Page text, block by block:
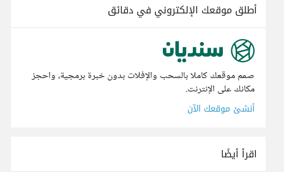
أطلق موقعك الإلكتروني في دقائق
صمم موقعك كاملا بالسحب والإفلات بدون خبرة برمجية، واحجز
مكانك على الإنترنت.
أنشئ موقعك الآن
اقرأ أيضًا